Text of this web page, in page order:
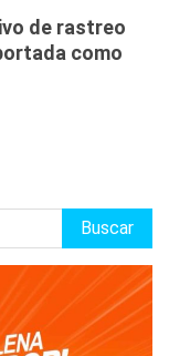
de rastreo
como